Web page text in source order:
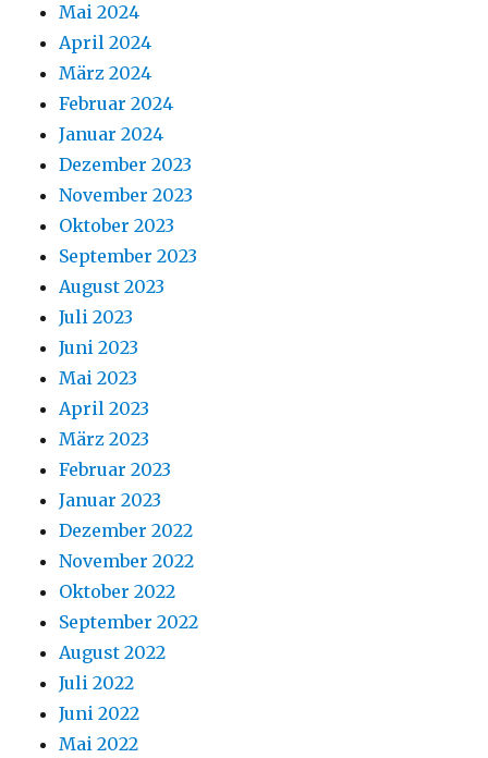
Mai 2024
April 2024
März 2024
Februar 2024
Januar 2024
Dezember 2023
November 2023
Oktober 2023
September 2023
August 2023
Juli 2023
Juni 2023
Mai 2023
April 2023
März 2023
Februar 2023
Januar 2023
Dezember 2022
November 2022
Oktober 2022
September 2022
August 2022
Juli 2022
Juni 2022
Mai 2022